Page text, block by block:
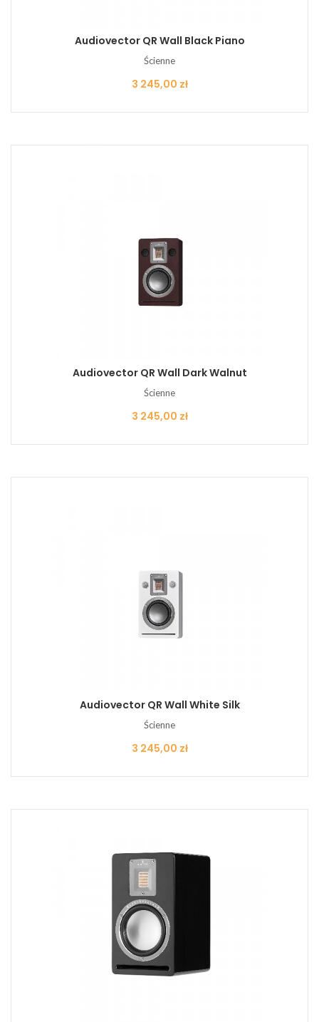
Audiovector QR Wall Black Piano
Ścienne
Cena
3 245,00 zł
Audiovector QR Wall Dark Walnut
Ścienne
Cena
3 245,00 zł
Audiovector QR Wall White Silk
Ścienne
Cena
3 245,00 zł